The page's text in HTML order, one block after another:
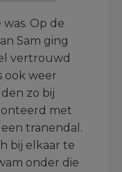
Op de
Sam ging
vertrouwd
ook weer
zo bij
met
tranendal.
bij elkaar te
onder die